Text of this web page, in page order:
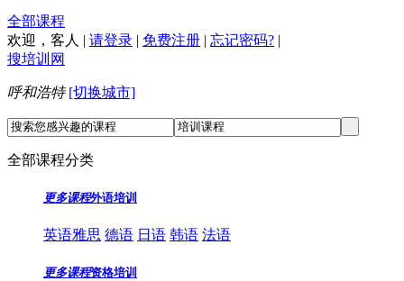
全部课程
欢迎， 客人 | 请登录 | 免费注册 | 忘记密码? |
搜培训网
呼和浩特 [切换城市]
全部课程分类
更多课程外语培训
英语雅思 德语 日语 韩语 法语
更多课程资格培训